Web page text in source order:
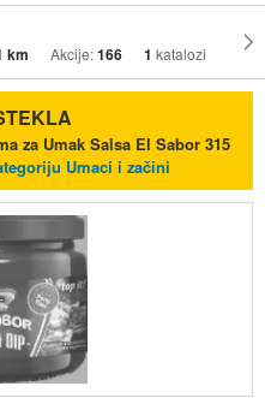
km Akcije:166 1 katalozi
za Umak Salsa El Sabor 315
Umaci i začini